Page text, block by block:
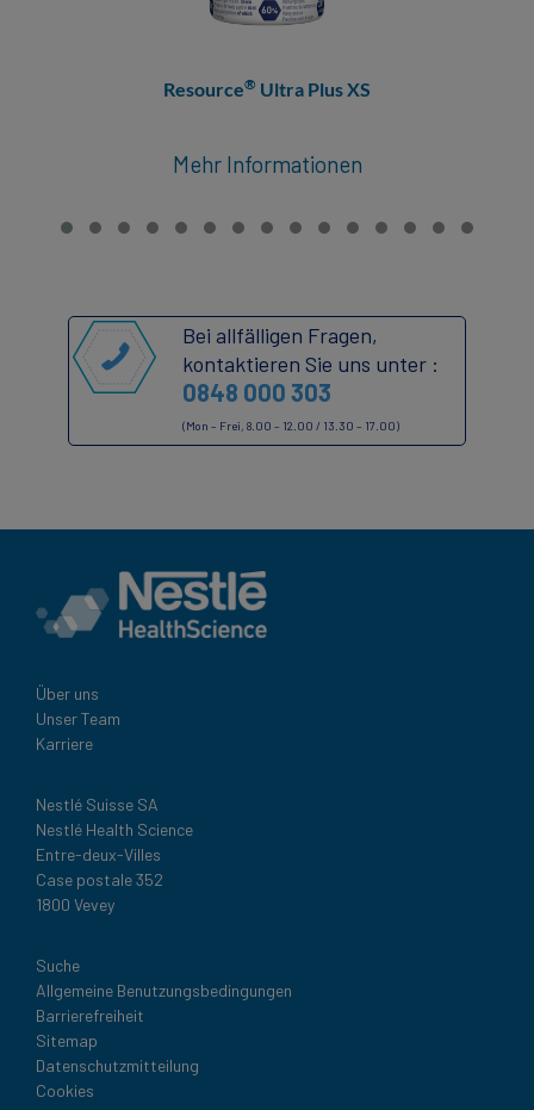
Resource® Ultra Plus XS​
Mehr Informationen
Bei allfälligen Fragen,
kontaktieren Sie uns unter :
0848 000 303
(Mon – Frei, 8.00 – 12.00 / 13.30 – 17.00)
Über uns
Unser Team
Karriere
Nestlé Suisse SA
Nestlé Health Science
Entre-deux-Villes
Case postale 352
1800 Vevey
Legal
Suche
Allgemeine Benutzungsbedingungen
Barrierefreiheit
Sitemap
Datenschutzmitteilung
Cookies